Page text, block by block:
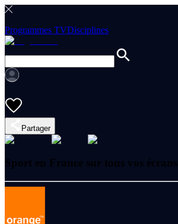
Programmes TVDisciplines
Partager
Sport en France sur tous vos écrans